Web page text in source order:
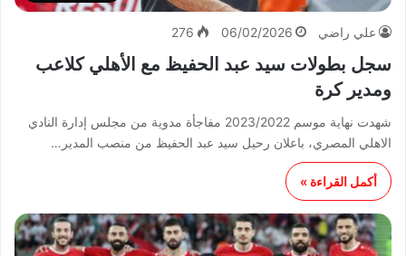
علي راضي 06/02/2026
276
سجل بطولات سيد عبد الحفيظ مع الأهلي كلاعب
ومدير كرة
شهدت نهاية موسم 2023/2022 مفاجأة مدوية من مجلس إدارة النادي
الاهلي المصري، باعلان رحيل سيد عبد الحفيظ من منصب المدير…
أكمل القراءة »